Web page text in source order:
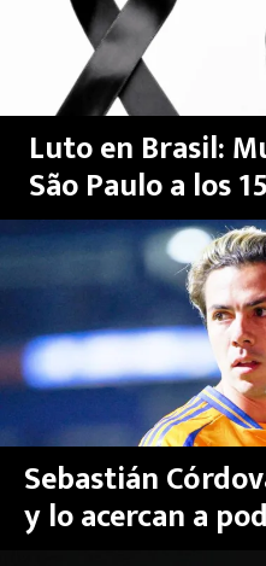
ATLANTE
SELECCIÓN MEXICANA
FUTBOL INTERNACIONAL
MEXICANOS EN EL
FUTBOL ESTUFA
FÓRMULA 1
BOXEO
LIGA MX
Luto en Brasil:
São Paulo a los
una bala
Sebastián
y lo acercan a